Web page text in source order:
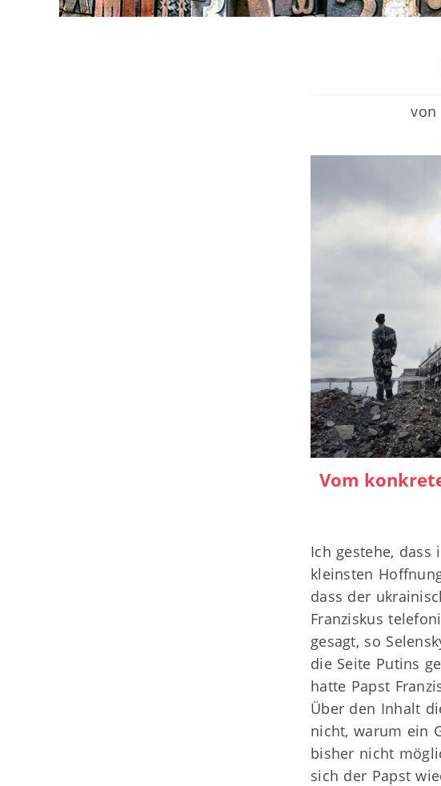
von
Vom
Ich gestehe,
kleinsten
dass der
Franziskus
gesagt, so
die Seite Putins
hatte Papst
Über den Inhalt
nicht, warum ein
bisher nicht
sich der Papst